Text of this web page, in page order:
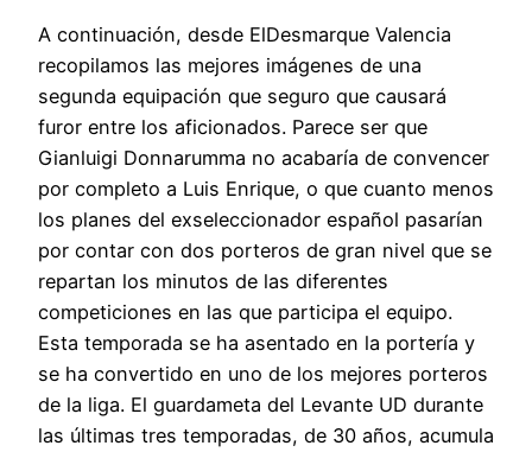
A continuación, desde ElDesmarque Valencia
recopilamos las mejores imágenes de una
segunda equipación que seguro que causará
furor entre los aficionados. Parece ser que
Gianluigi Donnarumma no acabaría de convencer
por completo a Luis Enrique, o que cuanto menos
los planes del exseleccionador español pasarían
por contar con dos porteros de gran nivel que se
repartan los minutos de las diferentes
competiciones en las que participa el equipo.
Esta temporada se ha asentado en la portería y
se ha convertido en uno de los mejores porteros
de la liga. El guardameta del Levante UD durante
las últimas tres temporadas, de 30 años, acumula